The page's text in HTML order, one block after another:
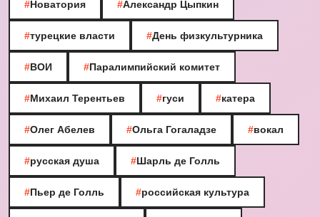
#Новатория #Александр Цыпкин
#турецкие власти #День физкультурника
#ВОИ #Паралимпийский комитет
#Михаил Терентьев #гуси #катера
#Олег Абелев #Ольга Гогаладзе #вокал
#русская душа #Шарль де Голль
#Пьер де Голль #российская культура